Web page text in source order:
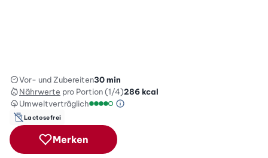
Vor- und Zubereiten30 min
Nährwerte pro Portion (1/4)286kcal
Umweltverträglich
Green Betty Skala Info
Lactosefrei
Merken